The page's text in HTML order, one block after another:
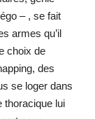
– , se fait
armes qu’il
choix de
des
se loger dans
thoracique lui